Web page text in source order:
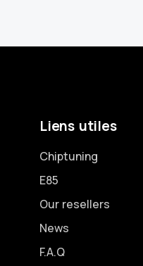
Liens utiles
Chiptuning
E85
Our resellers
News
F.A.Q